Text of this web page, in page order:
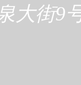
大街